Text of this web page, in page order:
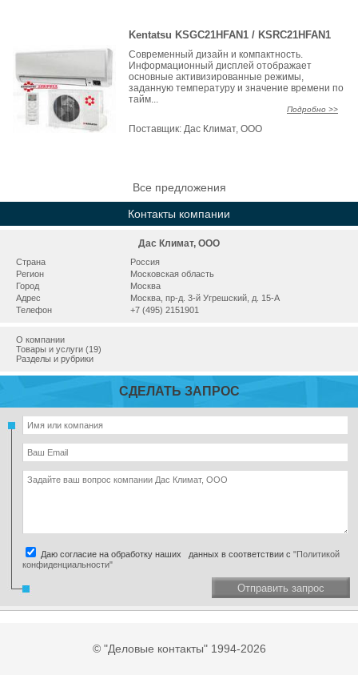
Kentatsu KSGC21HFAN1 / KSRC21HFAN1
Современный дизайн и компактность.
Информационный дисплей отображает
основные активизированные режимы,
заданную температуру и значение времени по
тайм...
Подробно >>
Поставщик:Дас Климат, ООО
Все предложения
Контакты компании
Дас Климат, ООО
Страна
Россия
Регион
Московская область
Город
Москва
Адрес
Москва, пр-д. 3-й Угрешский, д. 15-А
Телефон
+7 (495) 2151901
О компании
Товары и услуги (19)
Разделы и рубрики
СДЕЛАТЬ ЗАПРОС
Даю согласие на обработку наших данных в соответствии с "Политикой
конфиденциальности"
Отправить запрос
© "Деловые контакты" 1994-2026